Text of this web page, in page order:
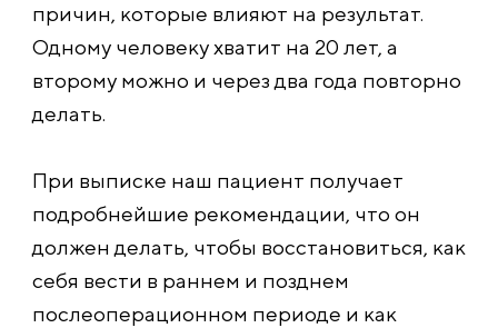
причин, которые влияют на результат.
Одному человеку хватит на 20 лет, а
второму можно и через два года повторно
делать.
При выписке наш пациент получает
подробнейшие рекомендации, что он
должен делать, чтобы восстановиться, как
себя вести в раннем и позднем
послеоперационном периоде и как